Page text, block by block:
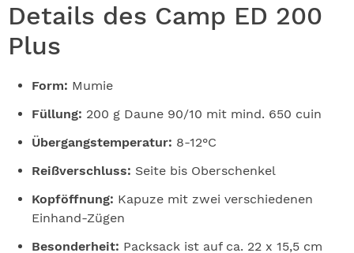
Details des Camp ED 200
Plus
Form: Mumie
Füllung: 200 g Daune 90/10 mit mind. 650 cuin
Übergangstemperatur: 8-12°C
Reißverschluss: Seite bis Oberschenkel
Kopföffnung: Kapuze mit zwei verschiedenen
Einhand-Zügen
Besonderheit: Packsack ist auf ca. 22 x 15,5 cm